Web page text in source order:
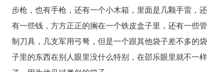
步枪，也有手枪，还有一个小木箱，里面是几颗手雷，还
有一些钱，方方正正的搁在一个铁皮盒子里，还有一些管
制刀具，几支军用弓弩，但是一个跟其他袋子差不多的袋
子里的东西在别人眼里没什么特别，在邵乐眼里就不一样